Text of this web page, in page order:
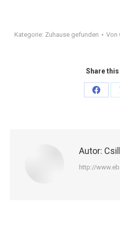
Kategorie: Zuhause gefunden Von
Share
Share
Autor:
http://